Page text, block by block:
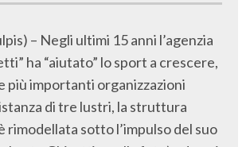
ha “aiutato” lo sport a crescere,
più importanti organizzazioni
di tre lustri, la struttura
rimodellata sotto l’impulso del suo
Ghiretti – nella foto) ed oggi